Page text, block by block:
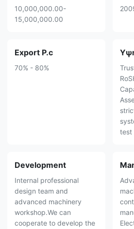
10,000,000.00-
15,000,000.00
Export P.c
70% - 80%
test
Development
Internal professional
design team and
advanced machinery
workshop.We can
cooperate to develop the